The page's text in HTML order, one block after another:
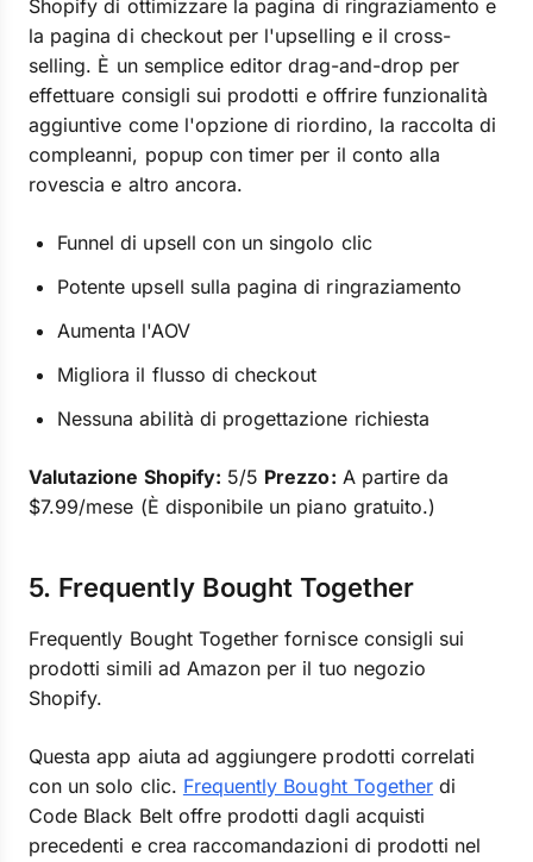
Shopify di ottimizzare la pagina di ringraziamento e
la pagina di checkout per l'upselling e il cross-
selling. È un semplice editor drag-and-drop per
effettuare consigli sui prodotti e offrire funzionalità
aggiuntive come l'opzione di riordino, la raccolta di
compleanni, popup con timer per il conto alla
rovescia e altro ancora.
Funnel di upsell con un singolo clic
Potente upsell sulla pagina di ringraziamento
Aumenta l'AOV
Migliora il flusso di checkout
Nessuna abilità di progettazione richiesta
Valutazione Shopify: 5/5 Prezzo: A partire da
$7.99/mese (È disponibile un piano gratuito.)
5. Frequently Bought Together
Frequently Bought Together fornisce consigli sui
prodotti simili ad Amazon per il tuo negozio
Shopify.
Questa app aiuta ad aggiungere prodotti correlati
con un solo clic. Frequently Bought Together di
Code Black Belt offre prodotti dagli acquisti
precedenti e crea raccomandazioni di prodotti nel